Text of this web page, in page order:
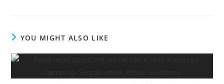
YOU MIGHT ALSO LIKE